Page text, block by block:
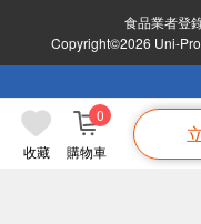
收藏 購物車
0
食品業者登
Copyright©2026 Uni-